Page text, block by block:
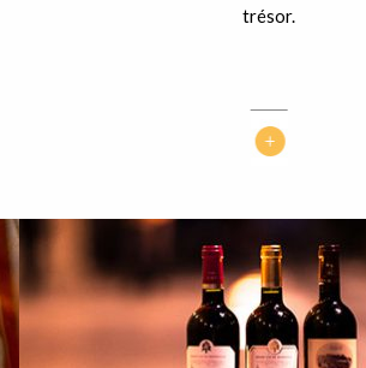
trésor.